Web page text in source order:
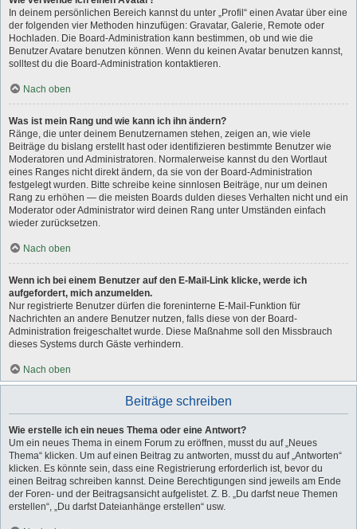
In deinem persönlichen Bereich kannst du unter „Profil“ einen Avatar über eine
der folgenden vier Methoden hinzufügen: Gravatar, Galerie, Remote oder
Hochladen. Die Board-Administration kann bestimmen, ob und wie die
Benutzer Avatare benutzen können. Wenn du keinen Avatar benutzen kannst,
solltest du die Board-Administration kontaktieren.
Nach oben
Was ist mein Rang und wie kann ich ihn ändern?
Ränge, die unter deinem Benutzernamen stehen, zeigen an, wie viele
Beiträge du bislang erstellt hast oder identifizieren bestimmte Benutzer wie
Moderatoren und Administratoren. Normalerweise kannst du den Wortlaut
eines Ranges nicht direkt ändern, da sie von der Board-Administration
festgelegt wurden. Bitte schreibe keine sinnlosen Beiträge, nur um deinen
Rang zu erhöhen — die meisten Boards dulden dieses Verhalten nicht und ein
Moderator oder Administrator wird deinen Rang unter Umständen einfach
wieder zurücksetzen.
Nach oben
Wenn ich bei einem Benutzer auf den E-Mail-Link klicke, werde ich
aufgefordert, mich anzumelden.
Nur registrierte Benutzer dürfen die foreninterne E-Mail-Funktion für
Nachrichten an andere Benutzer nutzen, falls diese von der Board-
Administration freigeschaltet wurde. Diese Maßnahme soll den Missbrauch
dieses Systems durch Gäste verhindern.
Nach oben
Beiträge schreiben
Wie erstelle ich ein neues Thema oder eine Antwort?
Um ein neues Thema in einem Forum zu eröffnen, musst du auf „Neues
Thema“ klicken. Um auf einen Beitrag zu antworten, musst du auf „Antworten“
klicken. Es könnte sein, dass eine Registrierung erforderlich ist, bevor du
einen Beitrag schreiben kannst. Deine Berechtigungen sind jeweils am Ende
der Foren- und der Beitragsansicht aufgelistet. Z. B. „Du darfst neue Themen
erstellen“, „Du darfst Dateianhänge erstellen“ usw.